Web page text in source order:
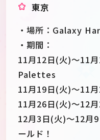
東京
・場所：Galaxy
・期間：
11月12日(火)～11
Palettes
11月19日(火)～11
11月26日(火)～12
12月3日(火)～12月
ールド！